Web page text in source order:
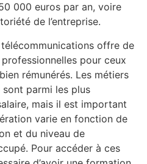
000 euros par an, voire
de l’entreprise.
offre de
pour ceux
rémunérés. Les métiers
parmi les plus
mais il est important
varie en fonction de
et du niveau de
Pour accéder à ces